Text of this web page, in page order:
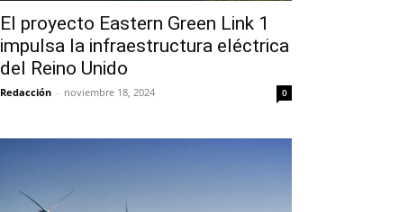
El proyecto Eastern Green Link 1
impulsa la infraestructura eléctrica
del Reino Unido
Redacción - noviembre 18, 2024 0